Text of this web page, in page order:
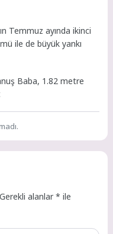
Temmuz ayında ikinci
ile de büyük yankı
Baba, 1.82 metre
Gerekli alanlar* ile